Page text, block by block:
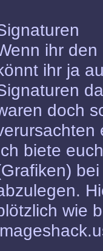
ihr
ihr ja
doch
biete
wie